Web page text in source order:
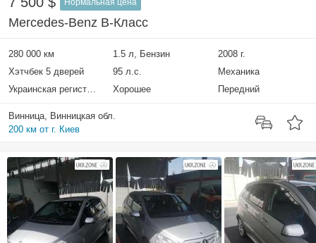
Нормальная цена
Mercedes-Benz B-Класс
280 000 км 1.5 л, Бензин
2008 г.
Хэтчбек 5 дверей
95 л.с.
Механика
Украинская регистрация
Хорошее Передний
Винница, Винницкая обл.
200 км от г. Киев